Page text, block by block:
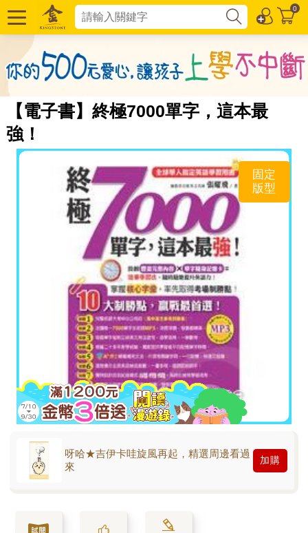
0
【電子書】終極7000單字，這本最
強！
固定
版型
呀哈★吉伊卡哇旋風再起，精選周邊看過
來
加購